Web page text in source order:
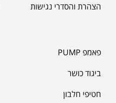
הצהרת והסדרי נגישות
פאמפ PUMP
ביגוד כושר
חטיפי חלבון